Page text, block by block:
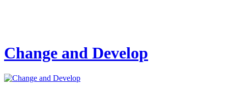
Change and Develop
▼